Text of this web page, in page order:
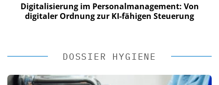
Digitalisierung im Personalmanagement: Von
digitaler Ordnung zur KI-fähigen Steuerung
DOSSIER HYGIENE